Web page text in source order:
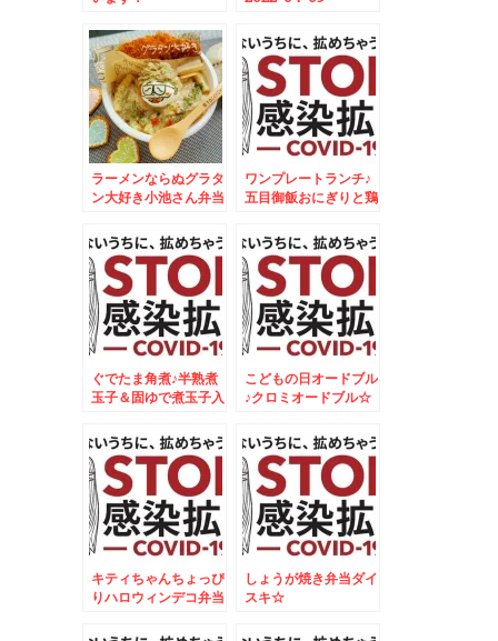
ラーメンならぬグラタ
ン大好き小池さん弁当
ワンプレートランチ♪
五目御飯おにぎりと鶏
ぐでたま角煮♪半熟煮
玉子＆固ゆで煮玉子入
こどもの日オードブル
♪クロミオードブル☆
キティちゃんちょっぴ
りハロウィンデコ弁当
HORAI肉まん祭り☆
しょうが焼き弁当ダイ
スキ☆